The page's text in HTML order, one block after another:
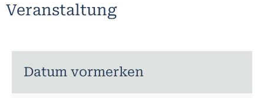
Veranstaltung
Datum vormerken